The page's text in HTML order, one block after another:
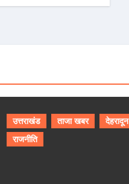
उत्तराखंड ताजा खबर
देहरादून
राजनीति